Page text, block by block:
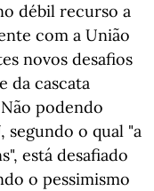
débil recurso a
com a União
novos desafios
da cascata
podendo
segundo o qual "a
está desafiado
o pessimismo